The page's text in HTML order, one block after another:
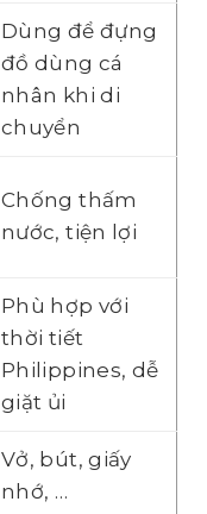
Dùng để đựng
đồ dùng cá
nhân khi di
chuyển
Chống thấm
nước, tiện lợi
Phù hợp với
thời tiết
Philippines, dễ
giặt ủi
Vở, bút, giấy
nhớ, …